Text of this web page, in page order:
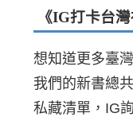
《IG打卡台
想知道更多臺
我們的新書總
私藏清單，IG